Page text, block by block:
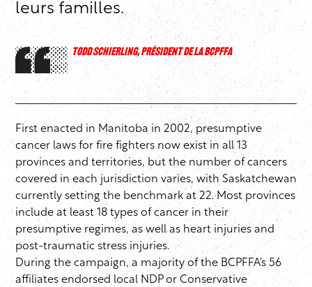
leurs familles.
TODD SCHIERLING, PRÉSIDENT DE LA BCPFFA
First enacted in Manitoba in 2002, presumptive
cancer laws for fire fighters now exist in all 13
provinces and territories, but the number of cancers
covered in each jurisdiction varies, with Saskatchewan
currently setting the benchmark at 22. Most provinces
include at least 18 types of cancer in their
presumptive regimes, as well as heart injuries and
post-traumatic stress injuries.
During the campaign, a majority of the BCPFFA’s 56
affiliates endorsed local NDP or Conservative